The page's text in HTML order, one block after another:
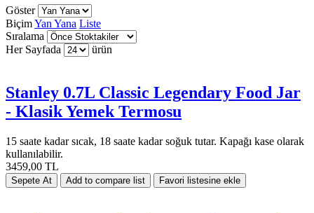
Göster
BiçimYan Yana Liste
Sıralama
Her Sayfada
ürün
Stanley 0.7L Classic Legendary Food Jar
- Klasik Yemek Termosu
15 saate kadar sıcak, 18 saate kadar soğuk tutar. Kapağı kase olarak
kullanılabilir.
3459,00 TL